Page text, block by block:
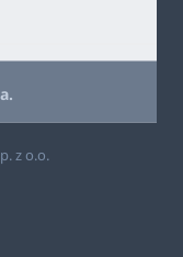
z o.o.